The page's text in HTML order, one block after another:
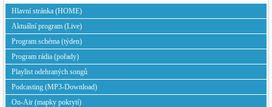
encyklopedii (Volvox Globator, 1999).
Jdi nahoru
Jenda Kulík
řadě hudební sběratel a náruživý diskofil. Na
českých rádiích patřím asi k nejstarším
moderizátorům, nutno s tím trochu počítat.
Pamatuji toho dost, léta šedesátá, beatlemánii,
Hlavní stránka (HOME)
Aktuální program (Live)
Program schéma (týden)
Program rádia (pořady)
Playlist odehraných songů
Podcasting (MP3-Download)
On-Air (mapky pokrytí)